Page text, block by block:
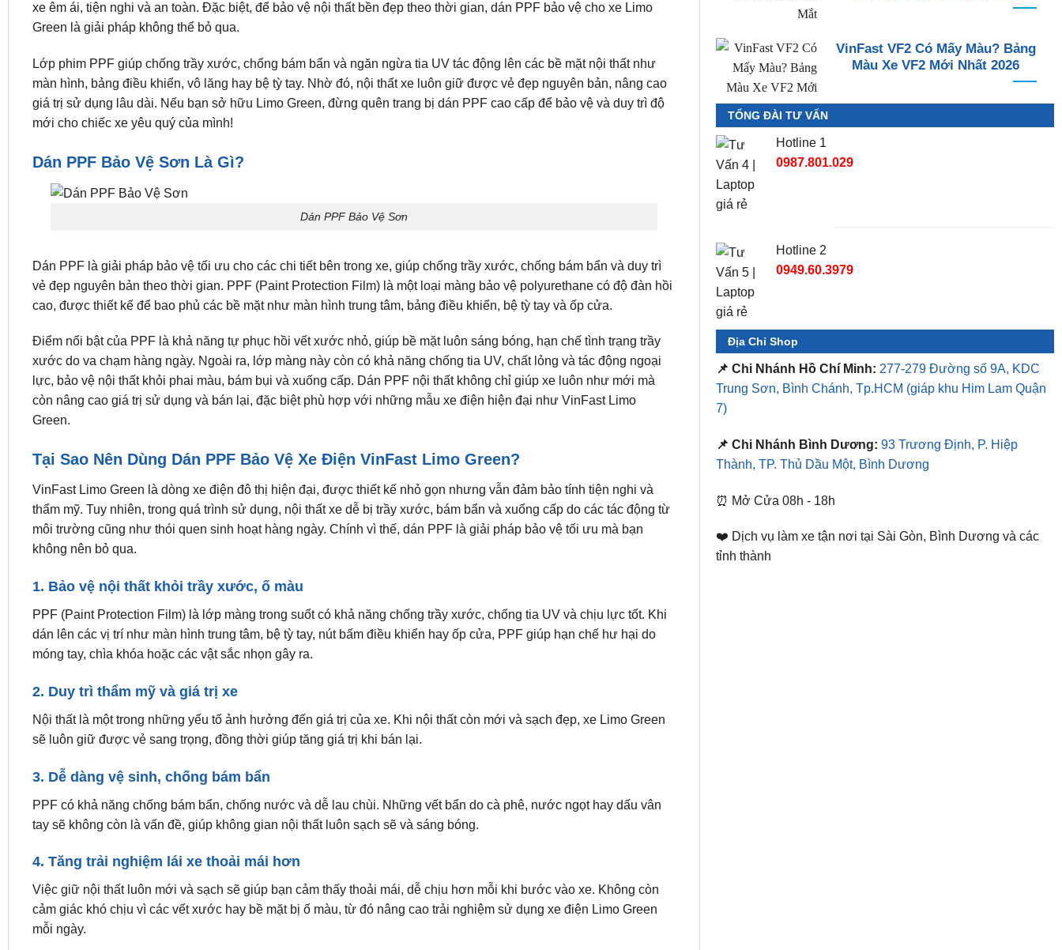
xe êm ái, tiện nghi và an toàn. Đặc biệt, để bảo vệ nội thất bền đẹp theo thời gian, dán PPF bảo vệ cho xe Limo
Green là giải pháp không thể bỏ qua.
Lớp phim PPF giúp chống trầy xước, chống bám bẩn và ngăn ngừa tia UV tác động lên các bề mặt nội thất như
màn hình, bảng điều khiển, vô lăng hay bệ tỳ tay. Nhờ đó, nội thất xe luôn giữ được vẻ đẹp nguyên bản, nâng cao
giá trị sử dụng lâu dài. Nếu bạn sở hữu Limo Green, đừng quên trang bị dán PPF cao cấp để bảo vệ và duy trì độ
mới cho chiếc xe yêu quý của mình!
Dán PPF Bảo Vệ Sơn Là Gì?
Dán PPF Bảo Vệ Sơn
Dán PPF là giải pháp bảo vệ tối ưu cho các chi tiết bên trong xe, giúp chống trầy xước, chống bám bẩn và duy trì
vẻ đẹp nguyên bản theo thời gian. PPF (Paint Protection Film) là một loại màng bảo vệ polyurethane có độ đàn hồi
cao, được thiết kế để bao phủ các bề mặt như màn hình trung tâm, bảng điều khiển, bệ tỳ tay và ốp cửa.
Điểm nổi bật của PPF là khả năng tự phục hồi vết xước nhỏ, giúp bề mặt luôn sáng bóng, hạn chế tình trạng trầy
xước do va chạm hàng ngày. Ngoài ra, lớp màng này còn có khả năng chống tia UV, chất lỏng và tác động ngoại
lực, bảo vệ nội thất khỏi phai màu, bám bụi và xuống cấp. Dán PPF nội thất không chỉ giúp xe luôn như mới mà
còn nâng cao giá trị sử dụng và bán lại, đặc biệt phù hợp với những mẫu xe điện hiện đại như VinFast Limo
Green.
Tại Sao Nên Dùng Dán PPF Bảo Vệ Xe Điện VinFast Limo Green?
VinFast Limo Green là dòng xe điện đô thị hiện đại, được thiết kế nhỏ gọn nhưng vẫn đảm bảo tính tiện nghi và
thẩm mỹ. Tuy nhiên, trong quá trình sử dụng, nội thất xe dễ bị trầy xước, bám bẩn và xuống cấp do các tác động từ
môi trường cũng như thói quen sinh hoạt hàng ngày. Chính vì thế, dán PPF là giải pháp bảo vệ tối ưu mà bạn
không nên bỏ qua.
1. Bảo vệ nội thất khỏi trầy xước, ố màu
PPF (Paint Protection Film) là lớp màng trong suốt có khả năng chống trầy xước, chống tia UV và chịu lực tốt. Khi
dán lên các vị trí như màn hình trung tâm, bệ tỳ tay, nút bấm điều khiển hay ốp cửa, PPF giúp hạn chế hư hại do
móng tay, chìa khóa hoặc các vật sắc nhọn gây ra.
2. Duy trì thẩm mỹ và giá trị xe
Nội thất là một trong những yếu tố ảnh hưởng đến giá trị của xe. Khi nội thất còn mới và sạch đẹp, xe Limo Green
sẽ luôn giữ được vẻ sang trọng, đồng thời giúp tăng giá trị khi bán lại.
3. Dễ dàng vệ sinh, chống bám bẩn
PPF có khả năng chống bám bẩn, chống nước và dễ lau chùi. Những vết bẩn do cà phê, nước ngọt hay dấu vân
tay sẽ không còn là vấn đề, giúp không gian nội thất luôn sạch sẽ và sáng bóng.
4. Tăng trải nghiệm lái xe thoải mái hơn
Việc giữ nội thất luôn mới và sạch sẽ giúp bạn cảm thấy thoải mái, dễ chịu hơn mỗi khi bước vào xe. Không còn
cảm giác khó chịu vì các vết xước hay bề mặt bị ố màu, từ đó nâng cao trải nghiệm sử dụng xe điện Limo Green
mỗi ngày.
VinFast VF2 Có Mấy Màu? Bảng
Màu Xe VF2 Mới Nhất 2026
TỔNG ĐÀI TƯ VẤN
Hotline 1
0987.801.029
Hotline 2
0949.60.3979
Địa Chỉ Shop
📌 Chi Nhánh Hồ Chí Minh: 277-279 Đường số 9A, KDC
Trung Sơn, Bình Chánh, Tp.HCM (giáp khu Him Lam Quận
7)
📌 Chi Nhánh Bình Dương: 93 Trương Định, P. Hiệp
Thành, TP. Thủ Dầu Một, Bình Dương
⏰ Mở Cửa 08h - 18h
❤️ Dịch vụ làm xe tận nơi tại Sài Gòn, Bình Dương và các
tỉnh thành